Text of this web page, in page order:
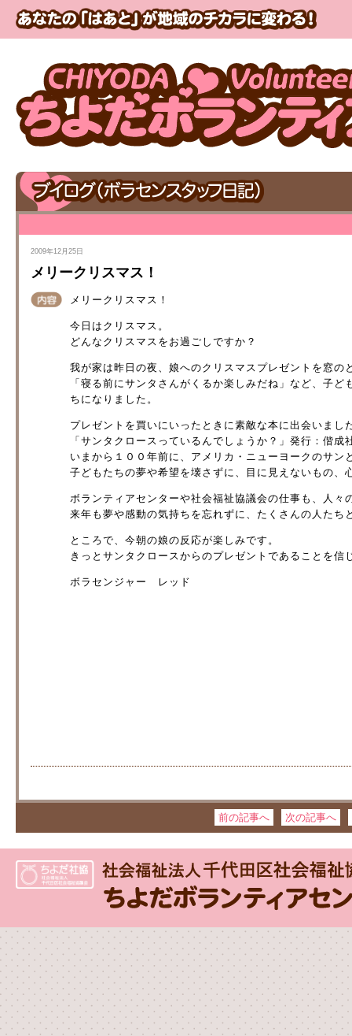
2009年12月25日
メリークリスマス！
メリークリスマス！
今日はクリスマス。
どんなクリスマスをお過ごしですか？
我が家は昨日の夜、娘へのクリスマスプレゼントを窓の
「寝る前にサンタさんがくるか楽しみだね」など、子
ちになりました。
プレゼントを買いにいったときに素敵な本に出会いまし
「サンタクロースっているんでしょうか？」発行：偕成
いまから１００年前に、アメリカ・ニューヨークのサ
子どもたちの夢や希望を壊さずに、目に見えないもの、
ボランティアセンターや社会福祉協議会の仕事も、人々
来年も夢や感動の気持ちを忘れずに、たくさんの人たち
ところで、今朝の娘の反応が楽しみです。
きっとサンタクロースからのプレゼントであることを信
ボラセンジャー レッド
前の記事へ 次の記事へ